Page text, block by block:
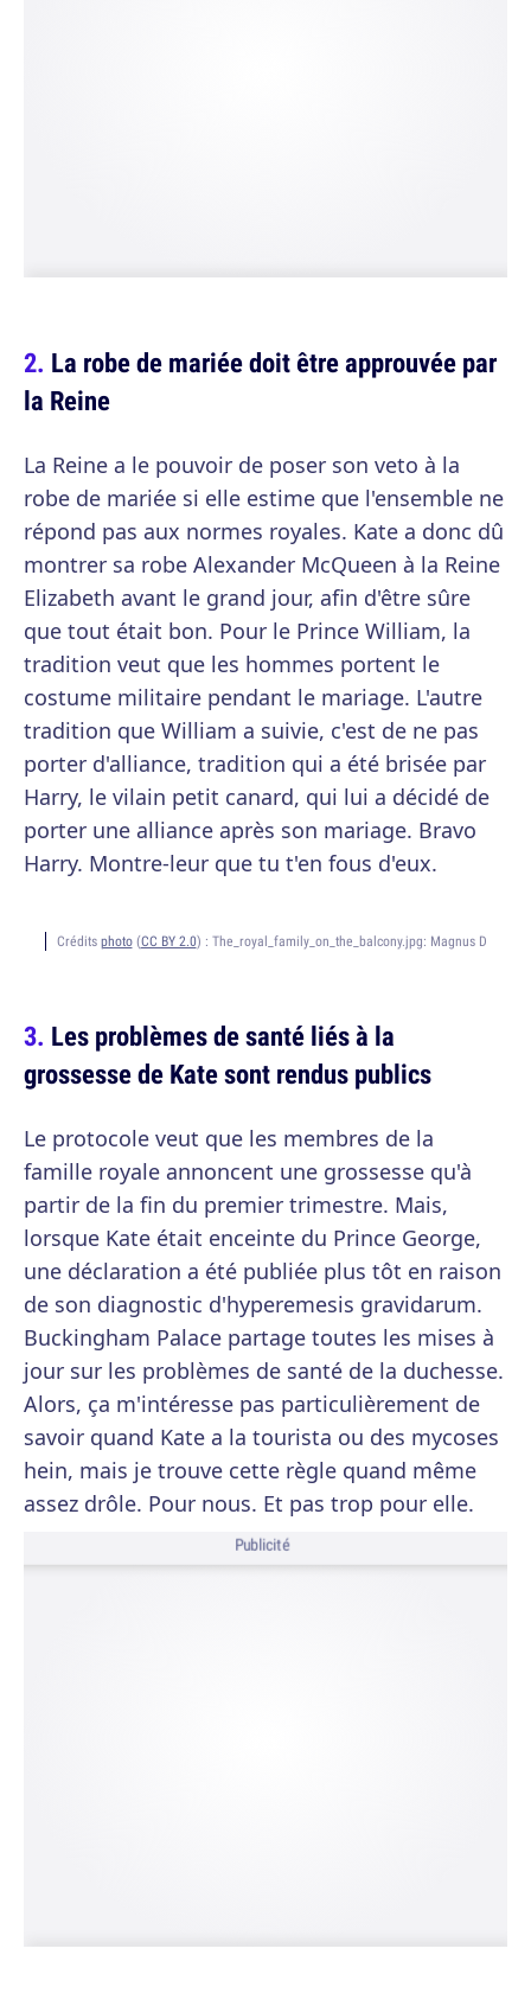
La robe de mariée doit être approuvée par
la Reine
La Reine a le pouvoir de poser son veto à la
robe de mariée si elle estime que l'ensemble ne
répond pas aux normes royales. Kate a donc dû
montrer sa robe Alexander McQueen à la Reine
Elizabeth avant le grand jour, afin d'être sûre
que tout était bon. Pour le Prince William, la
tradition veut que les hommes portent le
costume militaire pendant le mariage. L'autre
tradition que William a suivie, c'est de ne pas
porter d'alliance, tradition qui a été brisée par
Harry, le vilain petit canard, qui lui a décidé de
porter une alliance après son mariage. Bravo
Harry. Montre-leur que tu t'en fous d'eux.
Crédits photo(CC BY 2.0) : The_royal_family_on_the_balcony.jpg: Magnus D
Les problèmes de santé liés à la
grossesse de Kate sont rendus publics
Le protocole veut que les membres de la
famille royale annoncent une grossesse qu'à
partir de la fin du premier trimestre. Mais,
lorsque Kate était enceinte du Prince George,
une déclaration a été publiée plus tôt en raison
de son diagnostic d'hyperemesis gravidarum.
Buckingham Palace partage toutes les mises à
jour sur les problèmes de santé de la duchesse.
Alors, ça m'intéresse pas particulièrement de
savoir quand Kate a la tourista ou des mycoses
hein, mais je trouve cette règle quand même
assez drôle. Pour nous. Et pas trop pour elle.
Publicité